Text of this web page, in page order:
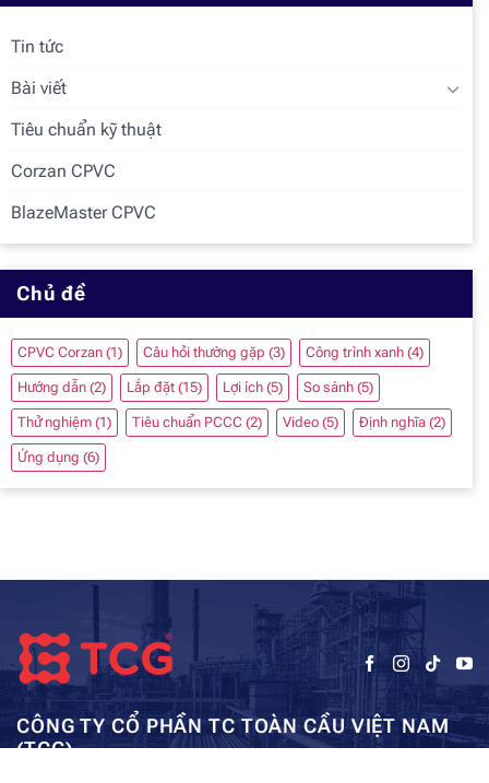
Tin tức
Bài viết
Tiêu chuẩn kỹ thuật
Corzan CPVC
BlazeMaster CPVC
Chủ đề
CPVC Corzan (1) Câu hỏi thường gặp (3) Công trình xanh (4)
Hướng dẫn (2) Lắp đặt (15) Lợi ích (5) So sánh (5)
Thử nghiệm (1) Tiêu chuẩn PCCC (2) Video (5) Định nghĩa (2)
Ứng dụng (6)
CÔNG TY CỔ PHẦN TC TOÀN CẦU VIỆT NAM
(TCG)